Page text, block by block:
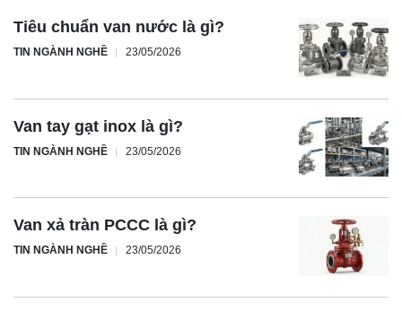
Tiêu chuẩn van nước là gì?
TIN NGÀNH NGHỀ 23/05/2026
Van tay gạt inox là gì?
TIN NGÀNH NGHỀ 23/05/2026
Van xả tràn PCCC là gì?
TIN NGÀNH NGHỀ 23/05/2026